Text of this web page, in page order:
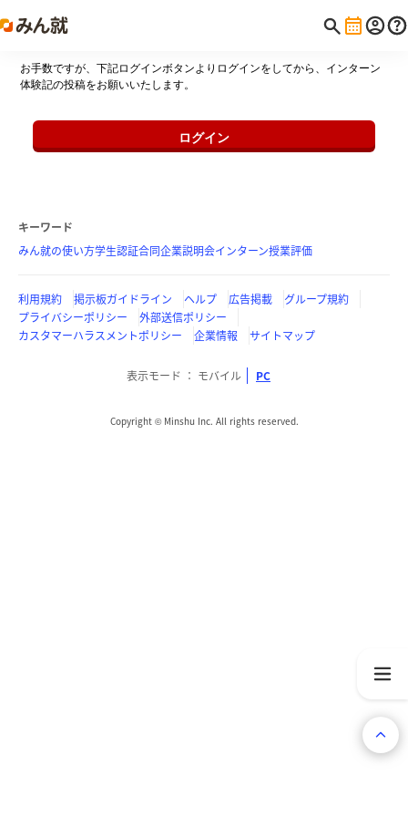
お手数ですが、下記ログインボタンよりログインをしてから、インターン
体験記の投稿をお願いいたします。
ログイン
キーワード
みん就の使い方学生認証合同企業説明会インターン授業評価
利用規約 掲示板ガイドライン ヘルプ 広告掲載
グループ規約
プライバシーポリシー
外部送信ポリシー
カスタマーハラスメントポリシー
企業情報 サイトマップ
表示モード モバイル PC
Copyright © Minshu Inc. All rights reserved.